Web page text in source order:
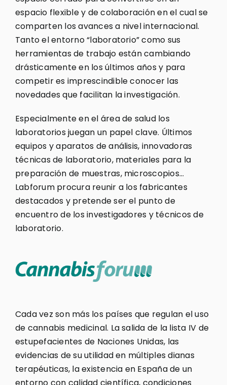
espacio flexible y de colaboración en el cual se
comparten los avances a nivel internacional.
Tanto el entorno “laboratorio” como sus
herramientas de trabajo están cambiando
drásticamente en los últimos años y para
competir es imprescindible conocer las
novedades que facilitan la investigación.
Especialmente en el área de salud los
laboratorios juegan un papel clave. Últimos
equipos y aparatos de análisis, innovadoras
técnicas de laboratorio, materiales para la
preparación de muestras, microscopios…
Labforum procura reunir a los fabricantes
destacados y pretende ser el punto de
encuentro de los investigadores y técnicos de
laboratorio.
Cada vez son más los países que regulan el uso
de cannabis medicinal. La salida de la lista IV de
estupefacientes de Naciones Unidas, las
evidencias de su utilidad en múltiples dianas
terapéuticas, la existencia en España de un